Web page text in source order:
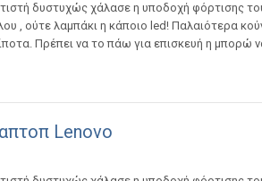
δυστυχώς χάλασε η υποδοχή φόρτισης
, ούτε λαμπάκι η κάποιο led! Παλαιότερα
Πρέπει να το πάω για επισκευή η μπορώ
Lenovo